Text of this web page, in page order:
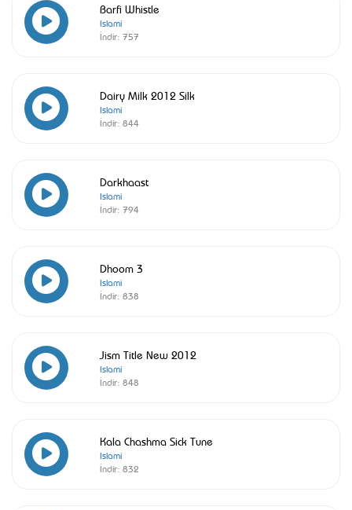
Barfi Whistle
Islami
İndir: 757
Dairy Milk 2012 Silk
Islami
İndir: 844
Darkhaast
Islami
İndir: 794
Dhoom 3
Islami
İndir: 838
Jism Title New 2012
Islami
İndir: 848
Kala Chashma Sick Tune
Islami
İndir: 832